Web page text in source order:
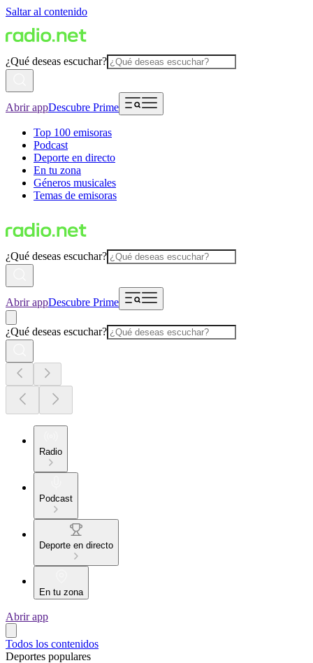
Saltar al contenido
¿Qué deseas escuchar?
Abrir appDescubre Prime
Top 100 emisoras
Podcast
Deporte en directo
En tu zona
Géneros musicales
Temas de emisoras
¿Qué deseas escuchar?
Abrir appDescubre Prime
¿Qué deseas escuchar?
Radio
Podcast
Deporte en directo
En tu zona
Abrir app
Todos los contenidos
Deportes populares